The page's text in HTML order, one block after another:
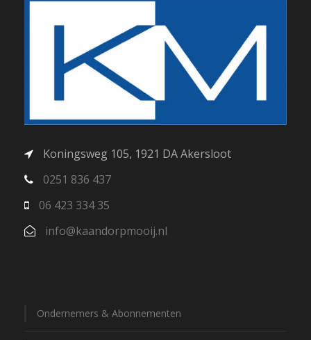
Koningsweg 105, 1921 DA Akersloot
0251 836 437
06 423 334 35
info@kaandorpmooij.nl
Ondernemers & Abonnement­en